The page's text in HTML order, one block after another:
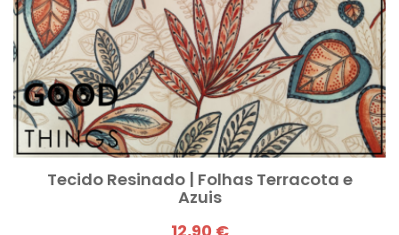
Tecido Resinado | Folhas Terracota e
Azuis